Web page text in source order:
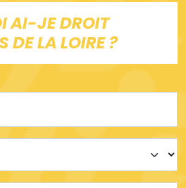
AI-JE DROIT
DE LA LOIRE ?